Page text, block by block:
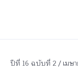
ปีที่ 16 ฉบับที่ 2 / เมษ